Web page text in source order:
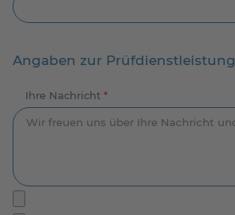
Angaben zur Prüfdienstleistung
Ihre Nachricht *